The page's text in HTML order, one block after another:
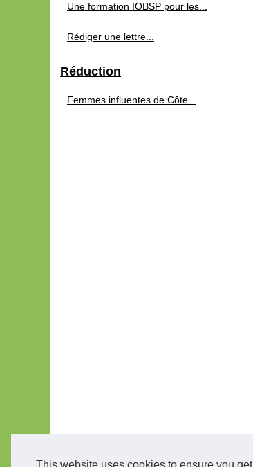
Une formation IOBSP pour les...
Rédiger une lettre...
Réduction
Femmes influentes de Côte...